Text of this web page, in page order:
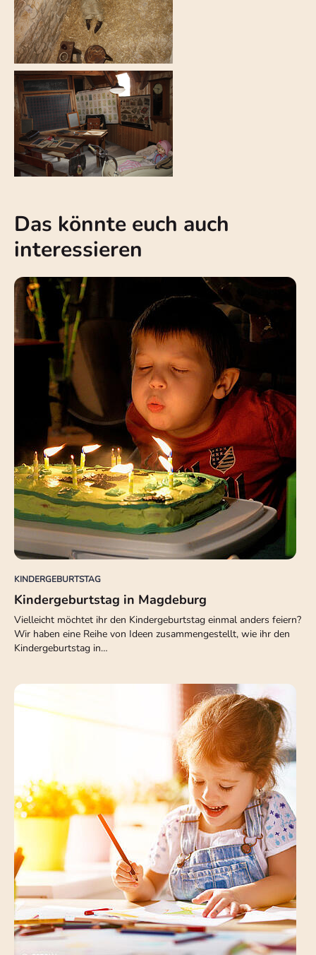
Das könnte euch auch
interessieren
KINDERGEBURTSTAG
Kindergeburtstag in Magdeburg
Vielleicht möchtet ihr den Kindergeburtstag einmal anders feiern?
Wir haben eine Reihe von Ideen zusammengestellt, wie ihr den
Kindergeburtstag in…